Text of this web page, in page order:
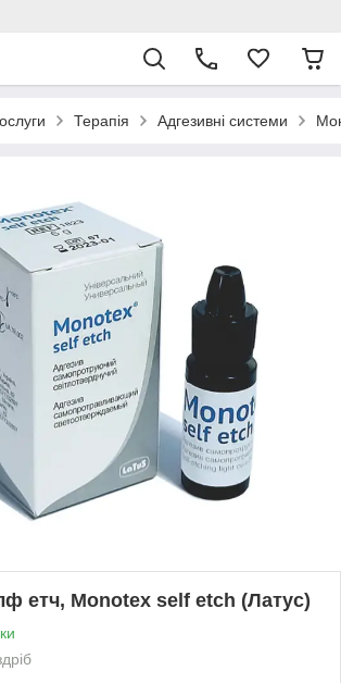
Терапія Адгезивні системи
етч, Monotex self etch (Латус)